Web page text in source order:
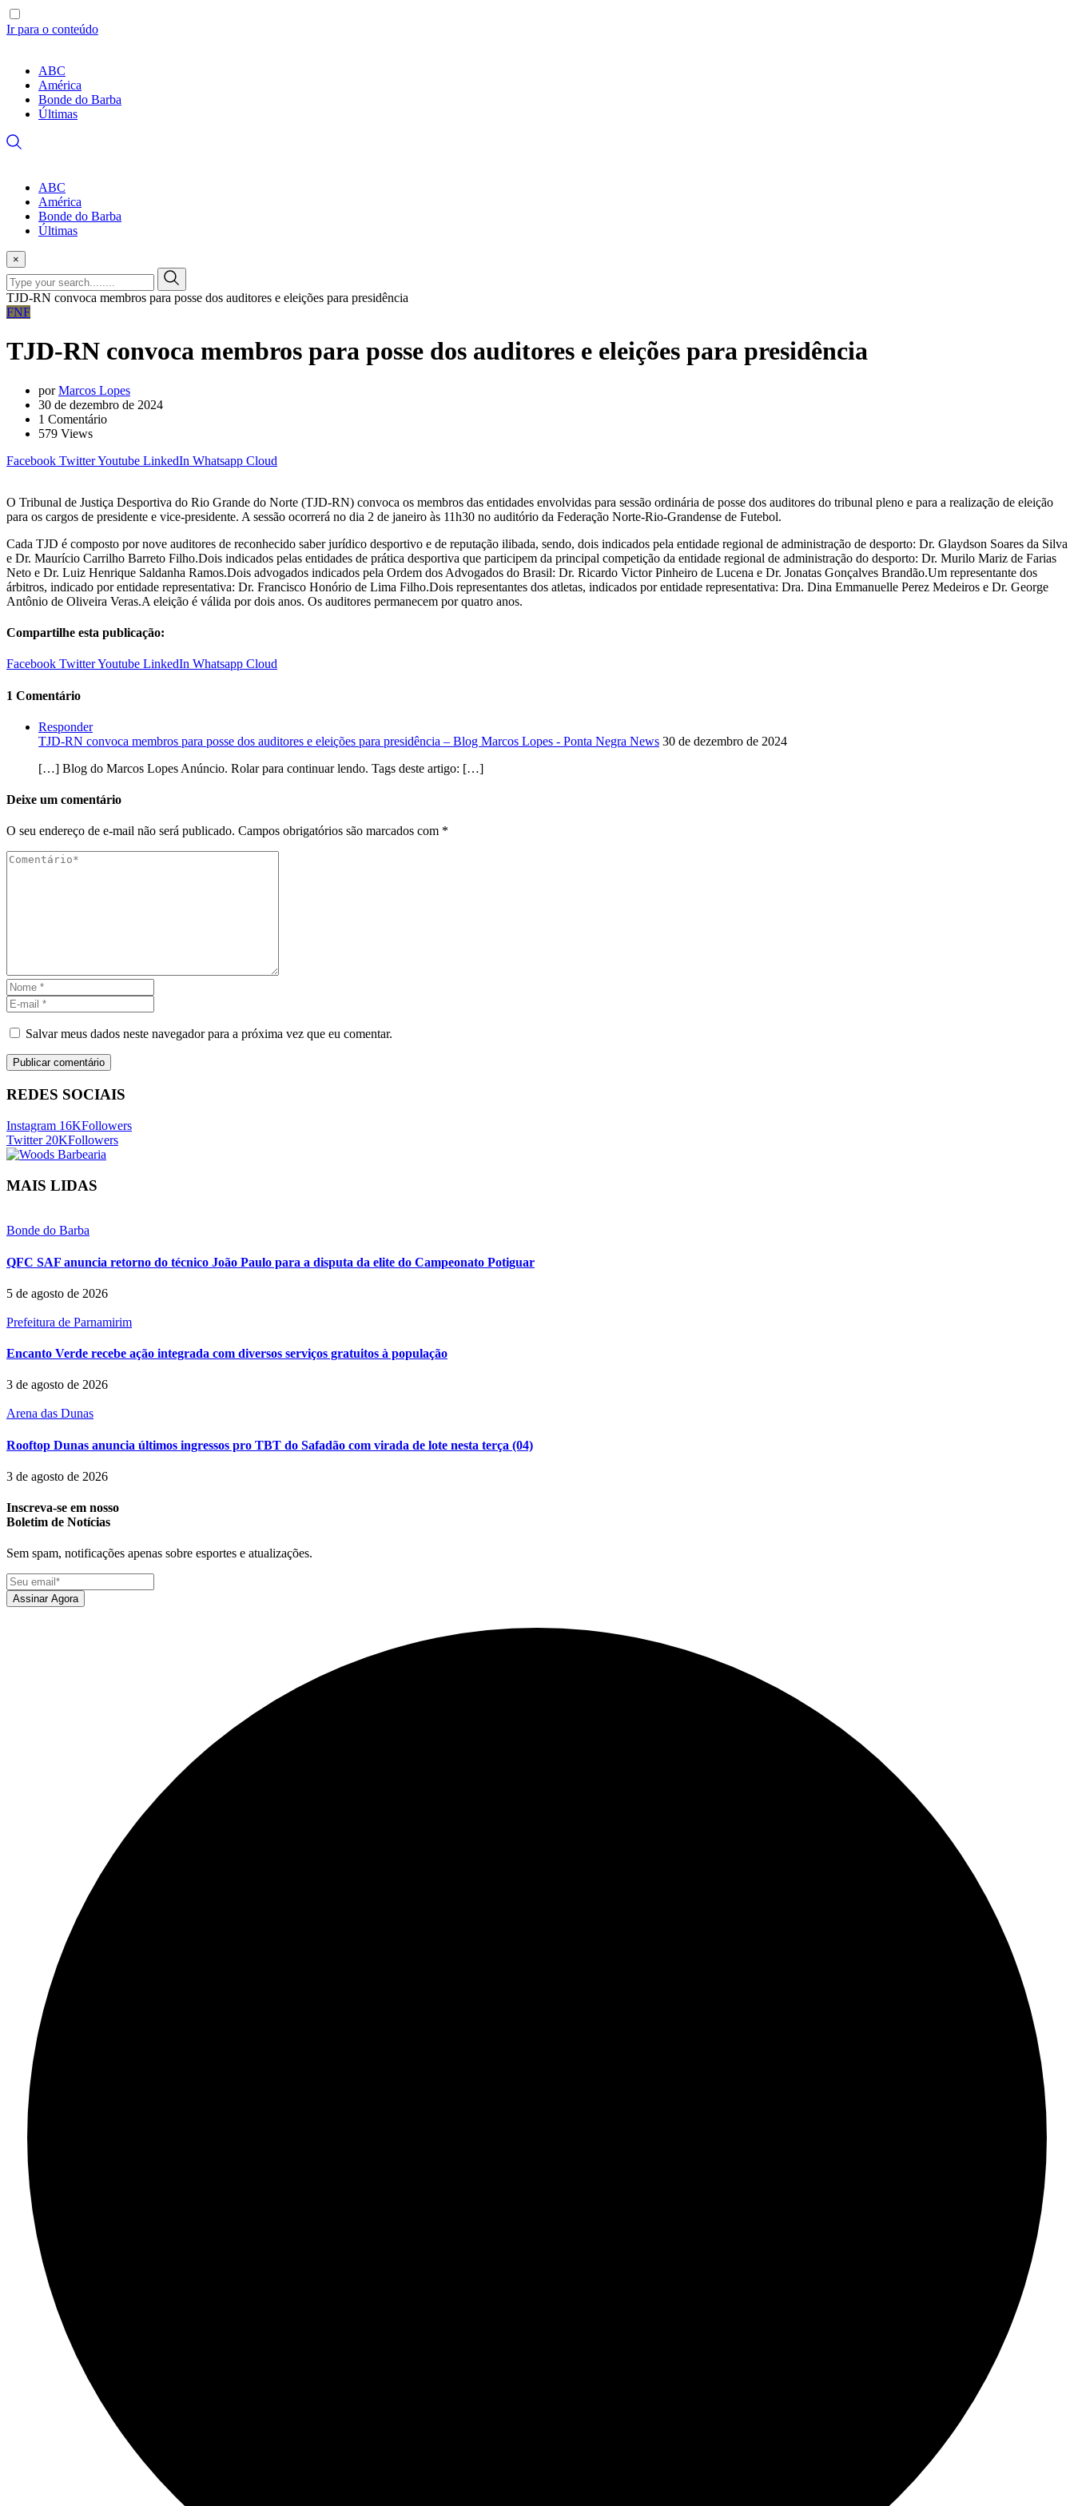
Ir para o conteúdo
ABC
América
Bonde do Barba
Últimas
ABC
América
Bonde do Barba
Últimas
×
TJD-RN convoca membros para posse dos auditores e eleições para presidência
FNF
TJD-RN convoca membros para posse dos auditores e eleições para presidência
porMarcos Lopes
30 de dezembro de 2024
1 Comentário
579 Views
Facebook TwitterYoutube LinkedIn Whatsapp Cloud
O Tribunal de Justiça Desportiva do Rio Grande do Norte (TJD-RN) convoca os membros das entidades envolvidas para sessão ordinária de posse dos auditores do tribunal pleno e para a realização de eleição
para os cargos de presidente e vice-presidente. A sessão ocorrerá no dia 2 de janeiro às 11h30 no auditório da Federação Norte-Rio-Grandense de Futebol.
Cada TJD é composto por nove auditores de reconhecido saber jurídico desportivo e de reputação ilibada, sendo, dois indicados pela entidade regional de administração de desporto: Dr. Glaydson Soares da Silva
e Dr. Maurício Carrilho Barreto Filho.Dois indicados pelas entidades de prática desportiva que participem da principal competição da entidade regional de administração do desporto: Dr. Murilo Mariz de Farias
Neto e Dr. Luiz Henrique Saldanha Ramos.Dois advogados indicados pela Ordem dos Advogados do Brasil: Dr. Ricardo Victor Pinheiro de Lucena e Dr. Jonatas Gonçalves Brandão.Um representante dos
árbitros, indicado por entidade representativa: Dr. Francisco Honório de Lima Filho.Dois representantes dos atletas, indicados por entidade representativa: Dra. Dina Emmanuelle Perez Medeiros e Dr. George
Antônio de Oliveira Veras.A eleição é válida por dois anos. Os auditores permanecem por quatro anos.
Compartilhe esta publicação:
Facebook TwitterYoutube LinkedIn Whatsapp Cloud
1 Comentário
Responder
TJD-RN convoca membros para posse dos auditores e eleições para presidência – Blog Marcos Lopes - Ponta Negra News 30 de dezembro de 2024
[…] Blog do Marcos Lopes Anúncio. Rolar para continuar lendo. Tags deste artigo: […]
Deixe um comentário
O seu endereço de e-mail não será publicado. Campos obrigatórios são marcados com *
Salvar meus dados neste navegador para a próxima vez que eu comentar.
REDES SOCIAIS
Instagram 16KFollowers
Twitter 20KFollowers
MAIS LIDAS
Bonde do Barba
QFC SAF anuncia retorno do técnico João Paulo para a disputa da elite do Campeonato Potiguar
5 de agosto de 2026
Prefeitura de Parnamirim
Encanto Verde recebe ação integrada com diversos serviços gratuitos à população
3 de agosto de 2026
Arena das Dunas
Rooftop Dunas anuncia últimos ingressos pro TBT do Safadão com virada de lote nesta terça (04)
3 de agosto de 2026
Inscreva-se em nosso
Boletim de Notícias
Sem spam, notificações apenas sobre esportes e atualizações.
Assinar Agora